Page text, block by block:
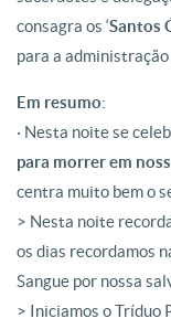
consagra os ‘Santos
para a administração
Em resumo:
· Nesta noite se
para morrer em
centra muito bem o
> Nesta noite
os dias recordamos
Sangue por nossa
> Iniciamos o Tríduo